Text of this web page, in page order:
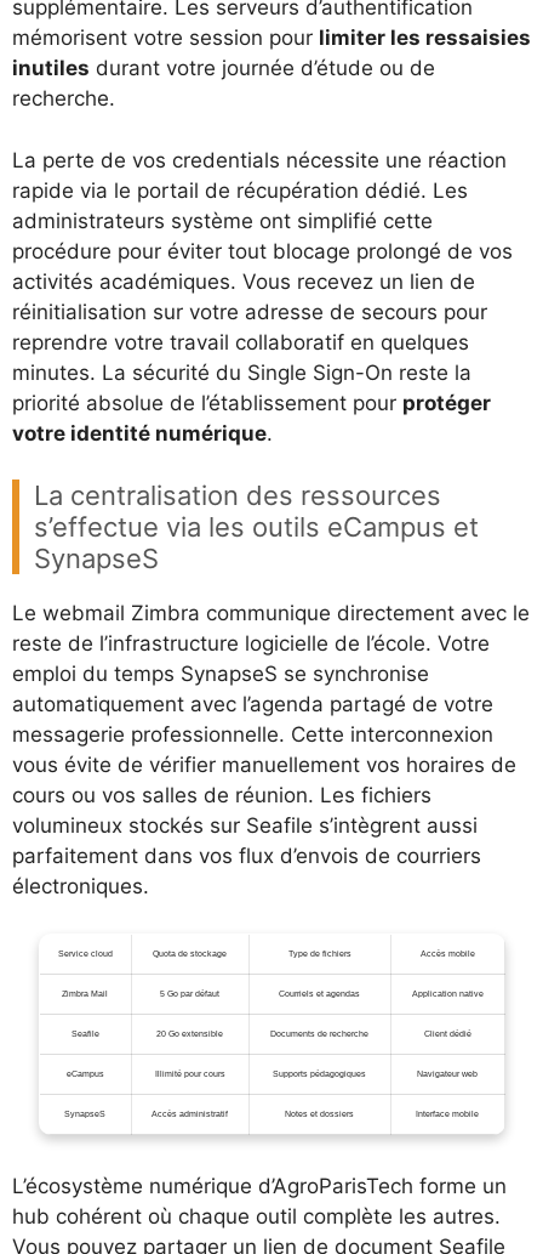
supplémentaire. Les serveurs d’authentification
mémorisent votre session pour limiter les ressaisies
inutiles durant votre journée d’étude ou de
recherche.
La perte de vos credentials nécessite une réaction
rapide via le portail de récupération dédié. Les
administrateurs système ont simplifié cette
procédure pour éviter tout blocage prolongé de vos
activités académiques. Vous recevez un lien de
réinitialisation sur votre adresse de secours pour
reprendre votre travail collaboratif en quelques
minutes. La sécurité du Single Sign-On reste la
priorité absolue de l’établissement pour protéger
votre identité numérique.
La centralisation des ressources
s’effectue via les outils eCampus et
SynapseS
Le webmail Zimbra communique directement avec le
reste de l’infrastructure logicielle de l’école. Votre
emploi du temps SynapseS se synchronise
automatiquement avec l’agenda partagé de votre
messagerie professionnelle. Cette interconnexion
vous évite de vérifier manuellement vos horaires de
cours ou vos salles de réunion. Les fichiers
volumineux stockés sur Seafile s’intègrent aussi
parfaitement dans vos flux d’envois de courriers
électroniques.
Service cloud Quota de stockage Type de fichiers Accès mobile
Zimbra Mail 5 Go par défaut Courriels et agendas Application native
Seafile 20 Go extensible Documents de recherche Client dédié
eCampus Illimité pour cours Supports pédagogiques Navigateur web
SynapseS Accès administratif Notes et dossiers Interface mobile
L’écosystème numérique d’AgroParisTech forme un
hub cohérent où chaque outil complète les autres.
Vous pouvez partager un lien de document Seafile